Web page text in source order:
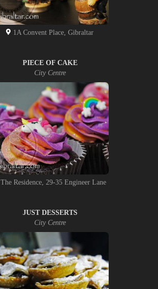
1A Convent Place, Gibraltar
PIECE OF CAKE
City Centre
The Residence, 29-35 Engineer Lane
JUST DESSERTS
City Centre